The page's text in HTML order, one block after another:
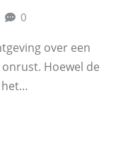
0
over een
Hoewel de
het…